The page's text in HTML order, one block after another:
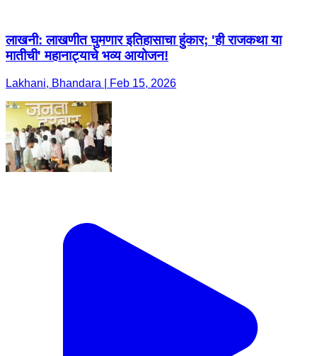
लाखनी: लाखणीत घुमणार इतिहासाचा हुंकार; 'ही राजकथा या
मातीची' महानाट्याचे भव्य आयोजन!
Lakhani, Bhandara | Feb 15, 2026